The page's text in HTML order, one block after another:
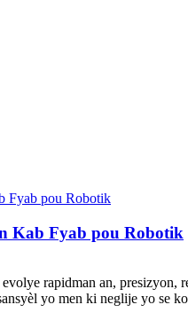
Kab Fyab pou Robotik
rapidman an, presizyon,
yo men ki neglije yo se